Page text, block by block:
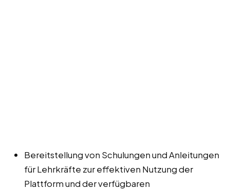
Bereitstellung von Schulungen und Anleitungen
für Lehrkräfte zur effektiven Nutzung der
Plattform und der verfügbaren